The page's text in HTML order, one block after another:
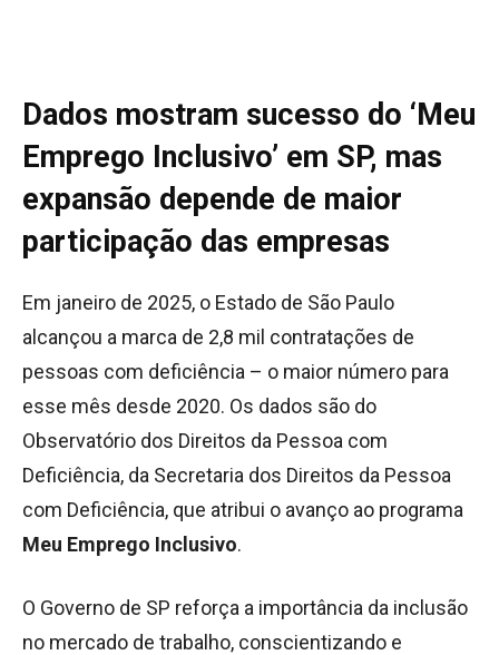
Dados mostram sucesso do ‘Meu
Emprego Inclusivo’ em SP, mas
expansão depende de maior
participação das empresas
Em janeiro de 2025, o Estado de São Paulo
alcançou a marca de 2,8 mil contratações de
pessoas com deficiência – o maior número para
esse mês desde 2020. Os dados são do
Observatório dos Direitos da Pessoa com
Deficiência, da Secretaria dos Direitos da Pessoa
com Deficiência, que atribui o avanço ao programa
Meu Emprego Inclusivo.
O Governo de SP reforça a importância da inclusão
no mercado de trabalho, conscientizando e